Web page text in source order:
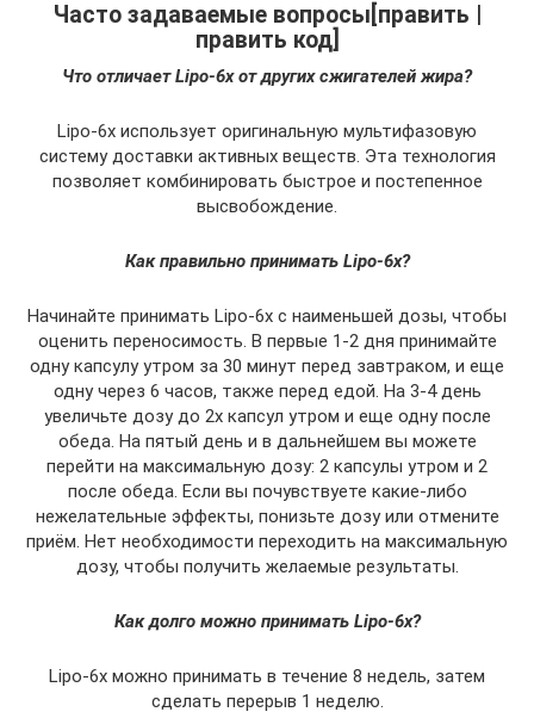
Часто задаваемые вопросы[править |
править код]
Что отличает Lipo-6x от других сжигателей жира?
Lipo-6x использует оригинальную мультифазовую
систему доставки активных веществ. Эта технология
позволяет комбинировать быстрое и постепенное
высвобождение.
Как правильно принимать Lipo-6x?
Начинайте принимать Lipo-6x с наименьшей дозы, чтобы
оценить переносимость. В первые 1-2 дня принимайте
одну капсулу утром за 30 минут перед завтраком, и еще
одну через 6 часов, также перед едой. На 3-4 день
увеличьте дозу до 2х капсул утром и еще одну после
обеда. На пятый день и в дальнейшем вы можете
перейти на максимальную дозу: 2 капсулы утром и 2
после обеда. Если вы почувствуете какие-либо
нежелательные эффекты, понизьте дозу или отмените
приём. Нет необходимости переходить на максимальную
дозу, чтобы получить желаемые результаты.
Как долго можно принимать Lipo-6x?
Lipo-6x можно принимать в течение 8 недель, затем
сделать перерыв 1 неделю.